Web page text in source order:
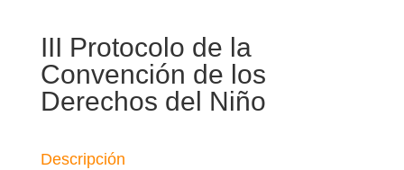
III Protocolo de la
Convención de los
Derechos del Niño
Descripción